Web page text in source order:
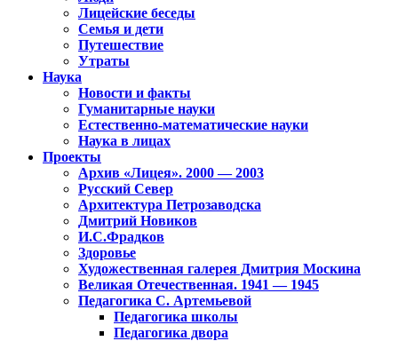
Лицейские беседы
Семья и дети
Путешествие
Утраты
Наука
Новости и факты
Гуманитарные науки
Естественно-математические науки
Наука в лицах
Проекты
Архив «Лицея». 2000 — 2003
Русский Север
Архитектура Петрозаводска
Дмитрий Новиков
И.С.Фрадков
Здоровье
Художественная галерея Дмитрия Москина
Великая Отечественная. 1941 — 1945
Педагогика С. Артемьевой
Педагогика школы
Педагогика двора